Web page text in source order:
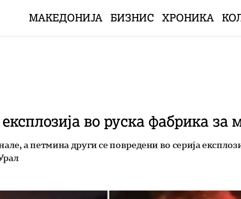
МАКЕДОНИЈА БИЗНИС ХРОНИКА
во руска фабрика за
а петмина други се повредени во серија